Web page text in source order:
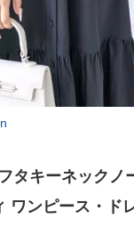
タキーネックノ
ワンピース・ド